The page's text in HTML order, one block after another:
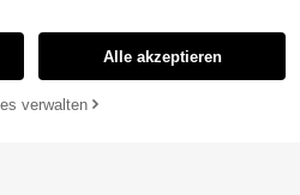
HINZUFÜGEN
Alle akzeptieren
verwalten